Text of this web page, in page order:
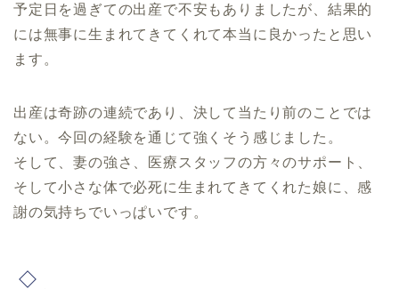
予定日を過ぎての出産で不安もありましたが、結果的
には無事に生まれてきてくれて本当に良かったと思い
ます。
出産は奇跡の連続であり、決して当たり前のことでは
ない。今回の経験を通じて強くそう感じました。
そして、妻の強さ、医療スタッフの方々のサポート、
そして小さな体で必死に生まれてきてくれた娘に、感
謝の気持ちでいっぱいです。